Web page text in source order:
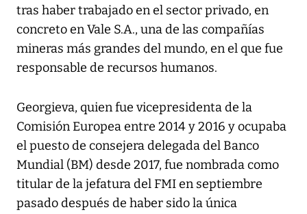
tras haber trabajado en el sector privado, en
concreto en Vale S.A., una de las compañías
mineras más grandes del mundo, en el que fue
responsable de recursos humanos.
Georgieva, quien fue vicepresidenta de la
Comisión Europea entre 2014 y 2016 y ocupaba
el puesto de consejera delegada del Banco
Mundial (BM) desde 2017, fue nombrada como
titular de la jefatura del FMI en septiembre
pasado después de haber sido la única